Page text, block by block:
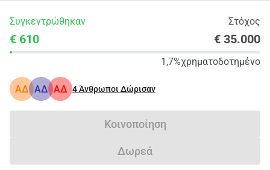
Συγκεντρώθηκαν Στόχος
€ 610 € 35.000
1,7%χρηματοδοτημένο
ΑΔ ΑΔ ΑΔ 4Άνθρωποι Δώρισαν
Κοινοποίηση
Δωρεά